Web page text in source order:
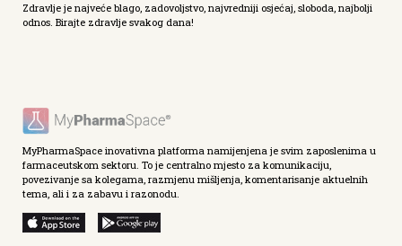
Zdravlje je najveće blago, zadovoljstvo, najvredniji osjećaj, sloboda, najbolji
odnos. Birajte zdravlje svakog dana!
MyPharmaSpace inovativna platforma namijenjena je svim zaposlenima u
farmaceutskom sektoru. To je centralno mjesto za komunikaciju,
povezivanje sa kolegama, razmjenu mišljenja, komentarisanje aktuelnih
tema, ali i za zabavu i razonodu.